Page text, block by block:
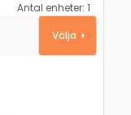
Antal enheter: 1
Välja